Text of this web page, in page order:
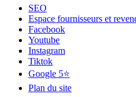
SEO
Espace fournisseurs et
Facebook
Youtube
Instagram
Tiktok
Google 5⭐
Plan du site